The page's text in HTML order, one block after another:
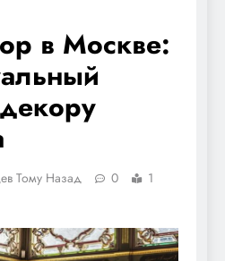
в Москве:
Тому Назад 0
1